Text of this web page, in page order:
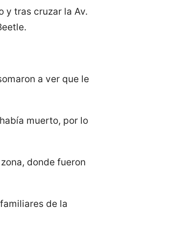
y tras cruzar la Av.
a ver que le
muerto, por lo
donde fueron
de la